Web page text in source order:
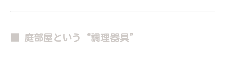
■ 庭部屋という“調理器具”